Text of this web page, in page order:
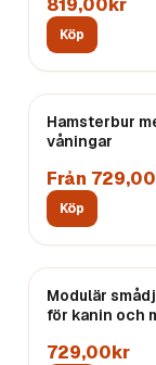
819,00kr
Köp
Hamsterbur
våningar
Från
Köp
Modulär
för kanin och
729,00kr